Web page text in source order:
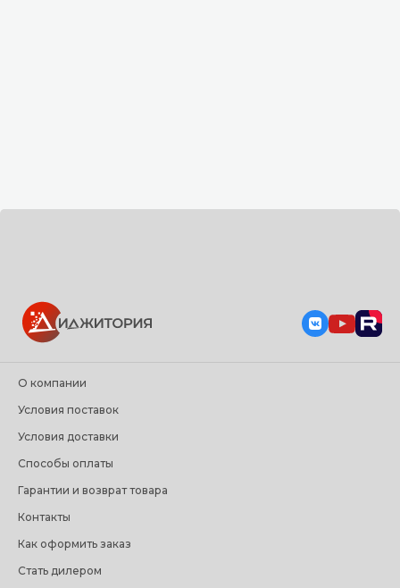
О компании
Условия поставок
Условия доставки
Способы оплаты
Гарантии и возврат товара
Контакты
Как оформить заказ
Стать дилером